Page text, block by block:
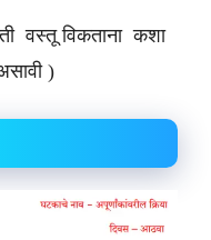
वस्तू विकताना कशा
)